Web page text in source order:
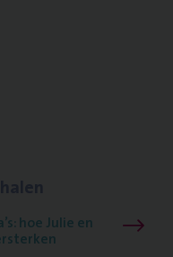
hoe Julie en